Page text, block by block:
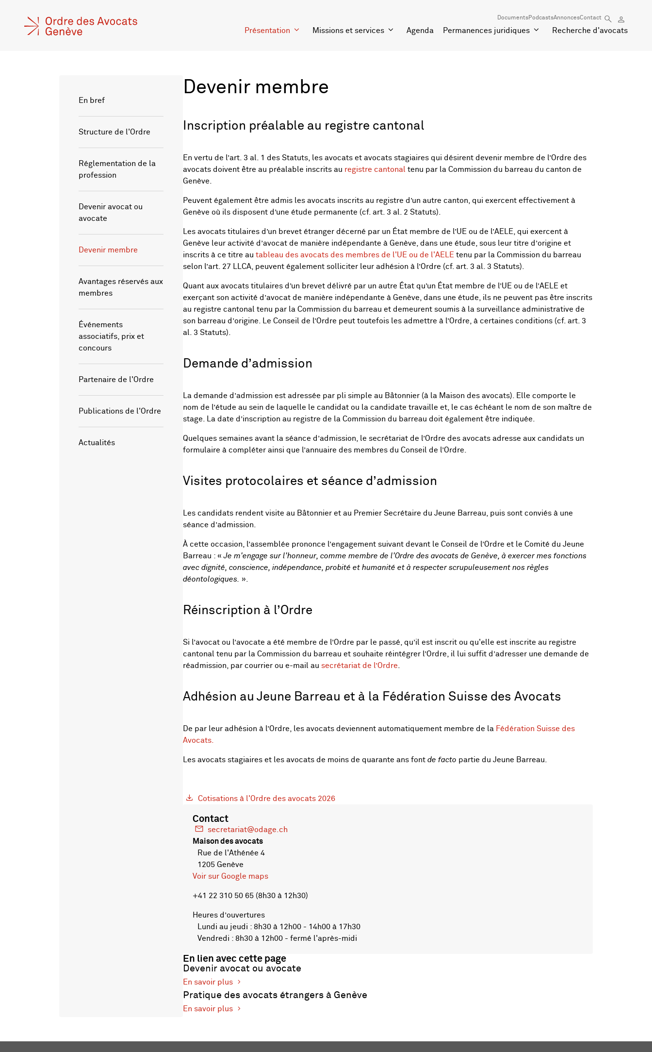
DocumentsPodcastsAnnoncesContact
Présentation Missions et services Agenda Permanences juridiques Recherche d'avocats
En bref
Structure de l'Ordre
Réglementation de la
profession
Devenir avocat ou
avocate
Devenir membre
Avantages réservés aux
membres
Événements
associatifs, prix et
concours
Partenaire de l'Ordre
Publications de l'Ordre
Actualités
Devenir membre
Inscription préalable au registre cantonal
En vertu de l’art. 3 al. 1 des Statuts, les avocats et avocats stagiaires qui désirent devenir membre de l’Ordre des
avocats doivent être au préalable inscrits au registre cantonal
tenu par la Commission du barreau du canton de
Genève.
Peuvent également être admis les avocats inscrits au registre d’un autre canton, qui exercent effectivement à
Genève où ils disposent d’une étude permanente (cf. art. 3 al. 2 Statuts).
Les avocats titulaires d’un brevet étranger décerné par un État membre de l’UE ou de l’AELE, qui exercent à
Genève leur activité d’avocat de manière indépendante à Genève, dans une étude, sous leur titre d’origine et
inscrits à ce titre au tableau des avocats des membres de l'UE ou de l'AELE tenu par la Commission du barreau
selon l’art. 27 LLCA, peuvent également solliciter leur adhésion à l’Ordre (cf. art. 3 al. 3 Statuts).
Quant aux avocats titulaires d’un brevet délivré par un autre État qu’un État membre de l’UE ou de l’AELE et
exerçant son activité d’avocat de manière indépendante à Genève, dans une étude, ils ne peuvent pas être inscrits
au registre cantonal tenu par la Commission du barreau et demeurent soumis à la surveillance administrative de
son barreau d’origine. Le Conseil de l’Ordre peut toutefois les admettre à l’Ordre, à certaines conditions (cf. art. 3
al. 3 Statuts).
Demande d’admission
La demande d’admission est adressée par pli simple au Bâtonnier (à la Maison des avocats). Elle comporte le
nom de l’étude au sein de laquelle le candidat ou la candidate travaille et, le cas échéant le nom de son maître de
stage. La date d’inscription au registre de la Commission du barreau doit également être indiquée.
Quelques semaines avant la séance d’admission, le secrétariat de l’Ordre des avocats adresse aux candidats un
formulaire à compléter ainsi que l’annuaire des membres du Conseil de l’Ordre.
Visites protocolaires et séance d’admission
Les candidats rendent visite au Bâtonnier et au Premier Secrétaire du Jeune Barreau, puis sont conviés à une
séance d’admission.
À cette occasion, l’assemblée prononce l’engagement suivant devant le Conseil de l’Ordre et le Comité du Jeune
Barreau : «Je m'engage sur l'honneur, comme membre de l'Ordre des avocats de Genève, à exercer mes fonctions
avec dignité, conscience, indépendance, probité et humanité et à respecter scrupuleusement nos règles
déontologiques.
».
Réinscription à l’Ordre
Si l’avocat ou l’avocate a été membre de l’Ordre par le passé, qu’il est inscrit ou qu'elle est inscrite au registre
cantonal tenu par la Commission du barreau et souhaite réintégrer l’Ordre, il lui suffit d’adresser une demande de
réadmission, par courrier ou e-mail au secrétariat de l’Ordre
Adhésion au Jeune Barreau et à la Fédération Suisse des Avocats
De par leur adhésion à l’Ordre, les avocats deviennent automatiquement membre de la Fédération Suisse des
Avocats.
Les avocats stagiaires et les avocats de moins de quarante ans font de facto partie du Jeune Barreau.
Cotisations à l'Ordre des avocats 2026
Contact
secretariat@odage.ch
Maison des avocats
Rue de l'Athénée 4
1205 Genève
Voir sur Google maps
+41 22 310 50 65 (8h30 à 12h30)
Heures d’ouvertures
Lundi au jeudi : 8h30 à 12h00 - 14h00 à 17h30
Vendredi : 8h30 à 12h00 - fermé l'après-midi
En lien avec cette page
Devenir avocat ou avocate
En savoir plus
Pratique des avocats étrangers à Genève
En savoir plus